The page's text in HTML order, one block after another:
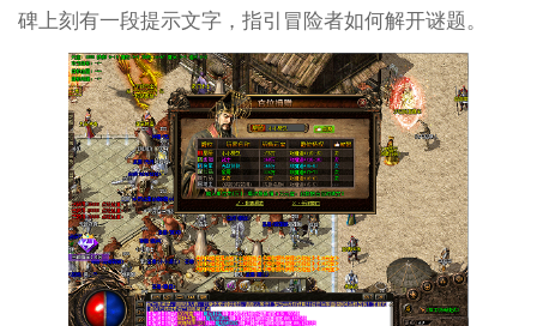
碑上刻有一段提示文字，指引冒险者如何解开谜题。